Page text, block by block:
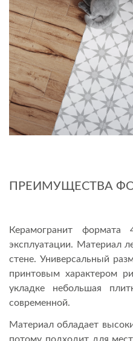
ПРЕИМУЩЕСТВА
Керамогранит
эксплуатации. Материал
стене. Универсальный
принтовым характером
укладке небольшая
современной.
Материал обладает